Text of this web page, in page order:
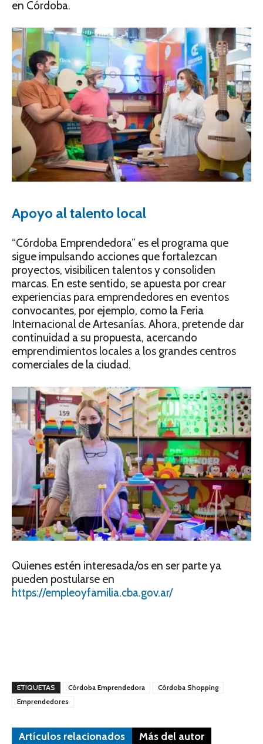
en Córdoba.
Apoyo al talento local
“Córdoba Emprendedora” es el programa que
sigue impulsando acciones que fortalezcan
proyectos, visibilicen talentos y consoliden
marcas. En este sentido, se apuesta por crear
experiencias para emprendedores en eventos
convocantes, por ejemplo, como la Feria
Internacional de Artesanías. Ahora, pretende dar
continuidad a su propuesta, acercando
emprendimientos locales a los grandes centros
comerciales de la ciudad.
Quienes estén interesada/os en ser parte ya
pueden postularse en
https://empleoyfamilia.cba.gov.ar/
ETIQUETAS Córdoba Emprendedora
Córdoba Shopping
Emprendedores
Artículos relacionados Más del autor